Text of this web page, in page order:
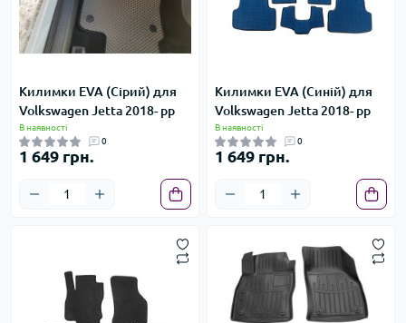
Килимки EVA (Сірий) для
Volkswagen Jetta 2018- рр
В наявності
0
1 649 грн.
Килимки EVA (Синій) для
Volkswagen Jetta 2018- рр
В наявності
0
1 649 грн.